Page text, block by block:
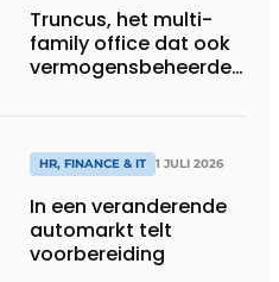
Truncus, het multi-
family office dat ook
vermogensbeheerder
HR, FINANCE & IT 1 JULI 2026
In een veranderende
automarkt telt
voorbereiding